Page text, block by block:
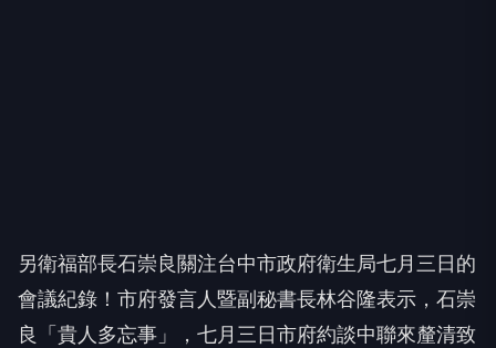
另衛福部長石崇良關注台中市政府衛生局七月三日的
會議紀錄！市府發言人暨副秘書長林谷隆表示，石崇
良「貴人多忘事」，七月三日市府約談中聯來釐清致